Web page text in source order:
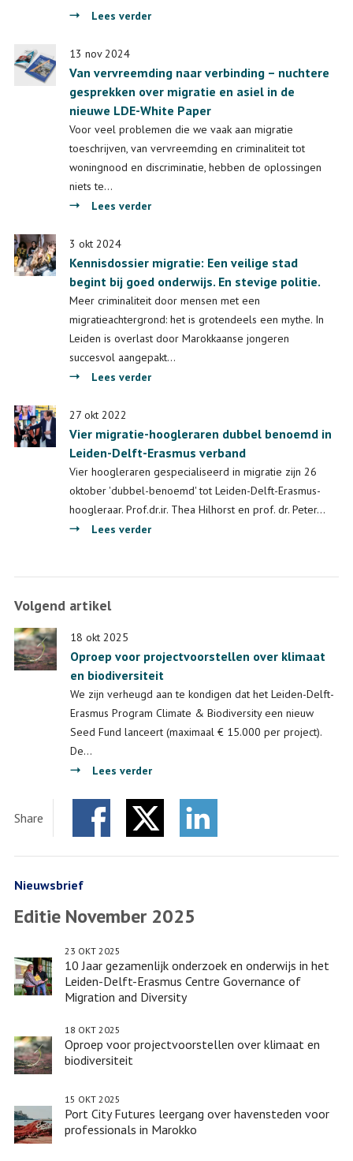
Lees verderover
Migration
and
Diversity
10e
Jubileumconferentie
13 nov 2024
Van vervreemding naar verbinding – nuchtere
gesprekken over migratie en asiel in de
nieuwe LDE-White Paper
Voor veel problemen die we vaak aan migratie
toeschrijven, van vervreemding en criminaliteit tot
woningnood en discriminatie, hebben de oplossingen
niets te…
Lees verderover
naar
verbinding
–
nuchtere
gesprekken
over
migratie
in
de
nieuwe
LDE-
White
Paper
3 okt 2024
Kennisdossier migratie: Een veilige stad
begint bij goed onderwijs. En stevige politie.
Meer criminaliteit door mensen met een
migratieachtergrond: het is grotendeels een mythe. In
Leiden is overlast door Marokkaanse jongeren
succesvol aangepakt…
Lees verderover
Een
veilige
stad
begint
bij
goed
27 okt 2022
Vier migratie-hoogleraren dubbel benoemd in
Leiden-Delft-Erasmus verband
Vier hoogleraren gespecialiseerd in migratie zijn 26
oktober 'dubbel-benoemd' tot Leiden-Delft-Erasmus-
hoogleraar. Prof.dr.ir. Thea Hilhorst en prof. dr. Peter…
Lees verderover
Leiden-
Delft-
Erasmus
verband
Volgend artikel
18 okt 2025
Oproep voor projectvoorstellen over klimaat
en biodiversiteit
We zijn verheugd aan te kondigen dat het Leiden-Delft-
Erasmus Program Climate & Biodiversity een nieuw
Seed Fund lanceert (maximaal € 15.000 per project).
De…
Lees verder
voor
projectvoorstellen
Share
Nieuwsbrief
Editie November 2025
10 Jaar gezamenlijk onderzoek en onderwijs in het
Leiden-Delft-Erasmus Centre Governance of
Migration and Diversity
23 OKT 2025
Oproep voor projectvoorstellen over klimaat en
biodiversiteit
18 OKT 2025
Port City Futures leergang over havensteden voor
professionals in Marokko
15 OKT 2025